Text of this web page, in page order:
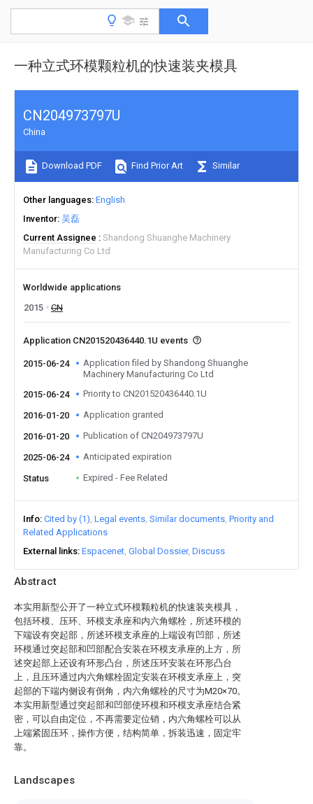
一种立式环模颗粒机的快速装夹模具
Abstract
本实用新型公开了一种立式环模颗粒机的快速装夹模具，
包括环模、压环、环模支承座和内六角螺栓，所述环模的
下端设有突起部，所述环模支承座的上端设有凹部，所述
环模通过突起部和凹部配合安装在环模支承座的上方，所
述突起部上还设有环形凸台，所述压环安装在环形凸台
上，且压环通过内六角螺栓固定安装在环模支承座上，突
起部的下端内侧设有倒角，内六角螺栓的尺寸为M20×70。
本实用新型通过突起部和凹部使环模和环模支承座结合紧
密，可以自由定位，不再需要定位销，内六角螺栓可以从
上端紧固压环，操作方便，结构简单，拆装迅速，固定牢
靠。
Landscapes
CN204973797U
China
Download PDF Find Prior Art Similar
Other languages English
Inventor 吴磊
Current Assignee
Shandong Shuanghe Machinery
Manufacturing Co Ltd
Worldwide applications
2015
CN
Application CN201520436440.1U events
2015-06-24
Application filed by Shandong Shuanghe
Machinery Manufacturing Co Ltd
2015-06-24
Priority to CN201520436440.1U
2016-01-20 Application granted
2016-01-20 Publication of CN204973797U
2025-06-24 Anticipated expiration
Status Expired - Fee Related
Info Cited by (1) Legal events Similar documents Priority and
Related Applications
External links Espacenet Global Dossier Discuss